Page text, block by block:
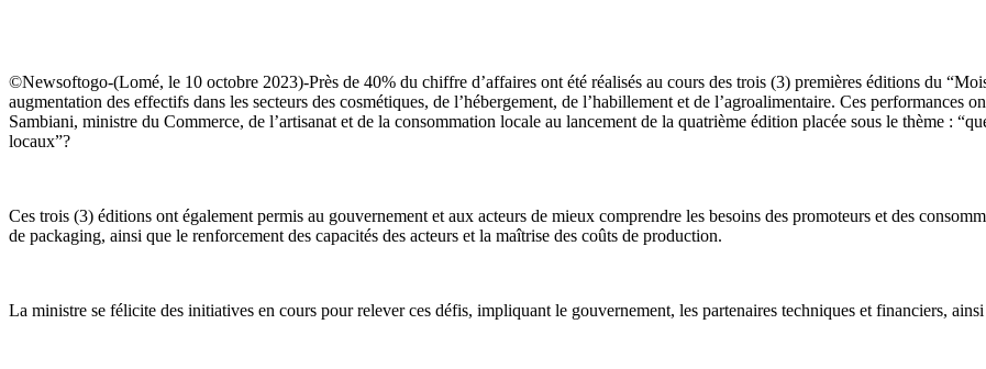
©Newsoftogo-(Lomé, le 10 octobre 2023)-Près de 40% du chiffre d’affaires ont été réalisés au cours des trois (3) premières éditions du
augmentation des effectifs dans les secteurs des cosmétiques, de l’hébergement, de l’habillement et de l’agroalimentaire. Ces
Sambiani, ministre du Commerce, de l’artisanat et de la consommation locale au lancement de la quatrième édition placée sous le thème :
locaux”?
Ces trois (3) éditions ont également permis au gouvernement et aux acteurs de mieux comprendre les besoins des promoteurs et des
de packaging, ainsi que le renforcement des capacités des acteurs et la maîtrise des coûts de production.
La ministre se félicite des initiatives en cours pour relever ces défis, impliquant le gouvernement, les partenaires techniques et financiers, ainsi